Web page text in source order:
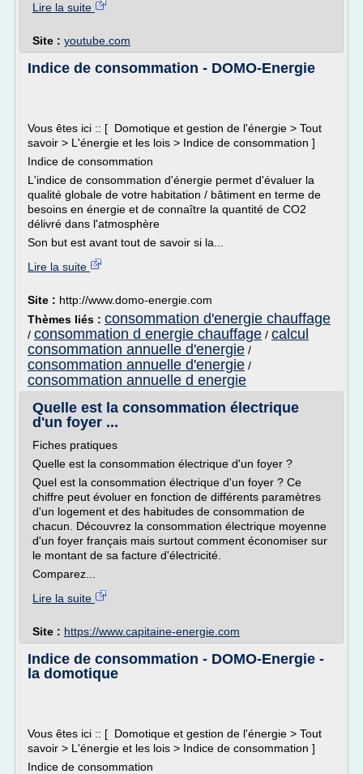
Lire la suite
Site : youtube.com
Indice de consommation - DOMO-Energie
Vous êtes ici :: [ Domotique et gestion de l'énergie > Tout
savoir > L'énergie et les lois > Indice de consommation ]
Indice de consommation
L'indice de consommation d'énergie permet d'évaluer la
qualité globale de votre habitation / bâtiment en terme de
besoins en énergie et de connaître la quantité de CO2
délivré dans l'atmosphère
Son but est avant tout de savoir si la...
Lire la suite
Site : http://www.domo-energie.com
Thèmes liés : consommation d'energie chauffage
/ consommation d energie chauffage / calcul
consommation annuelle d'energie /
consommation annuelle d'energie /
consommation annuelle d energie
Quelle est la consommation électrique
d'un foyer ...
Fiches pratiques
Quelle est la consommation électrique d'un foyer ?
Quel est la consommation électrique d'un foyer ? Ce
chiffre peut évoluer en fonction de différents paramètres
d'un logement et des habitudes de consommation de
chacun. Découvrez la consommation électrique moyenne
d'un foyer français mais surtout comment économiser sur
le montant de sa facture d'électricité.
Comparez...
Lire la suite
Site : https://www.capitaine-energie.com
Indice de consommation - DOMO-Energie -
la domotique
Vous êtes ici :: [ Domotique et gestion de l'énergie > Tout
savoir > L'énergie et les lois > Indice de consommation ]
Indice de consommation